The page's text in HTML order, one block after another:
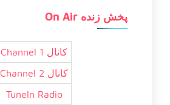
پخش زنده On Air
کانال 1 Channel
کانال 2 Channel
TuneIn Radio